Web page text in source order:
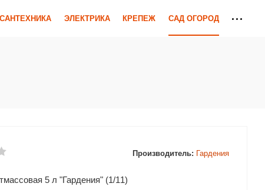
САНТЕХНИКА ЭЛЕКТРИКА КРЕПЕЖ САД ОГОРОД
Производитель: Гардения
5 л "Гардения" (1/11)